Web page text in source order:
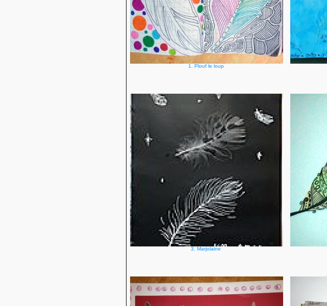
1. Plouf le loup
3. Marjolaine